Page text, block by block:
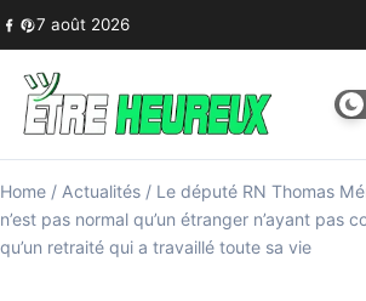
Skip to content
7 août 2026
Home / Actualités / Le député RN Thomas
n’est pas normal qu’un étranger n’ayant pas
qu’un retraité qui a travaillé toute sa vie